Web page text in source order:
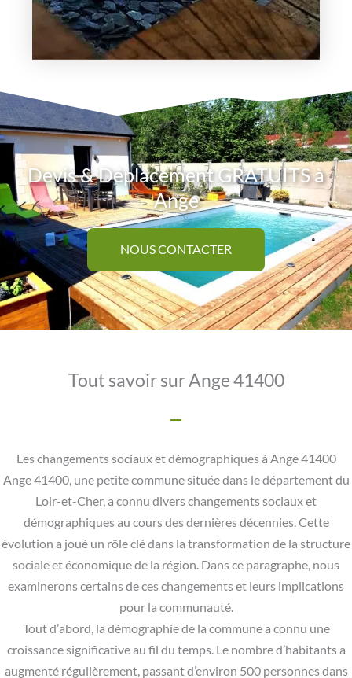
Devis & Déplacement GRATUITS à
Ange
NOUS CONTACTER
Tout savoir sur Ange 41400
Les changements sociaux et démographiques à Ange 41400
Ange 41400, une petite commune située dans le département du
Loir-et-Cher, a connu divers changements sociaux et
démographiques au cours des dernières décennies. Cette
évolution a joué un rôle clé dans la transformation de la structure
sociale et économique de la région. Dans ce paragraphe, nous
examinerons certains de ces changements et leurs implications
pour la communauté.
Tout d’abord, la démographie de la commune a connu une
croissance significative au fil du temps. Le nombre d’habitants a
augmenté régulièrement, passant d’environ 500 personnes dans